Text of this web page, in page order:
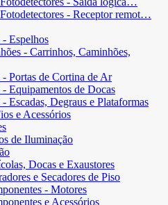
- Receptor remot…
Espelhos
- Carrinhos, Caminhões,
Portas de Cortina de Ar
Equipamentos de Docas
Escadas, Degraus e Plataformas
e Acessórios
de Iluminação
Docas e Exaustores
e Secadores de Piso
- Motores
e Acessórios